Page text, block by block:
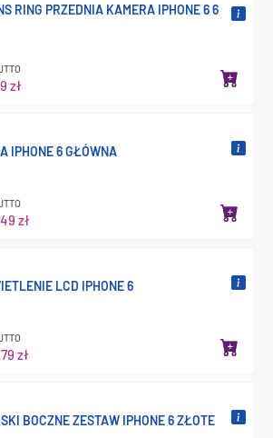
RING PRZEDNIA KAMERA IPHONE 6 6
zł
IPHONE 6 GŁÓWNA
zł
LCD IPHONE 6
zł
BOCZNE ZESTAW IPHONE 6 ZŁOTE